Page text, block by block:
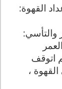
القهوة:
والتأسي:
اتوقف
،